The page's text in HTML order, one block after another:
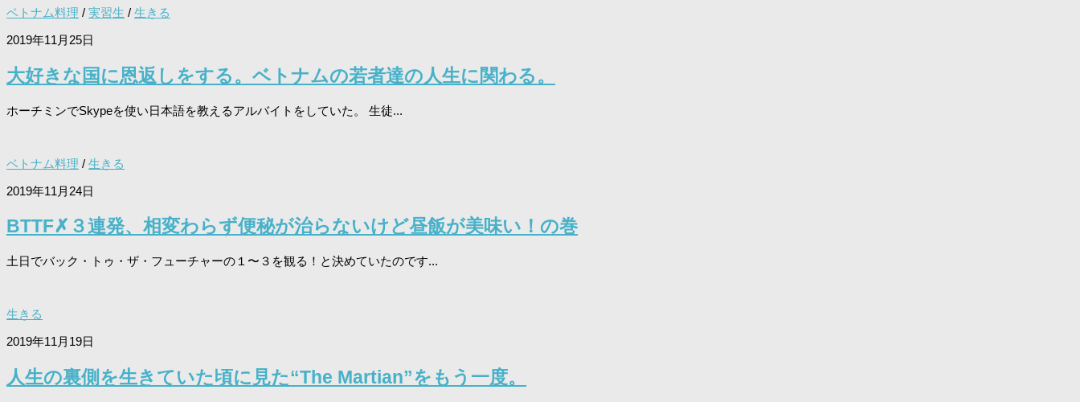
ベトナム料理 / 実習生 / 生きる
2019年11月25日
大好きな国に恩返しをする。ベトナムの若者達の人生に関わる。
ホーチミンでSkypeを使い日本語を教えるアルバイトをしていた。 生徒...
ベトナム料理 / 生きる
2019年11月24日
BTTF✗３連発、相変わらず便秘が治らないけど昼飯が美味い！の巻
土日でバック・トゥ・ザ・フューチャーの１〜３を観る！と決めていたのです...
生きる
2019年11月19日
人生の裏側を生きていた頃に見た“The Martian”をもう一度。